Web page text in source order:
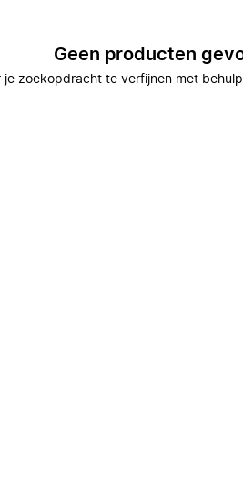
Geen producten
je zoekopdracht te verfijnen met